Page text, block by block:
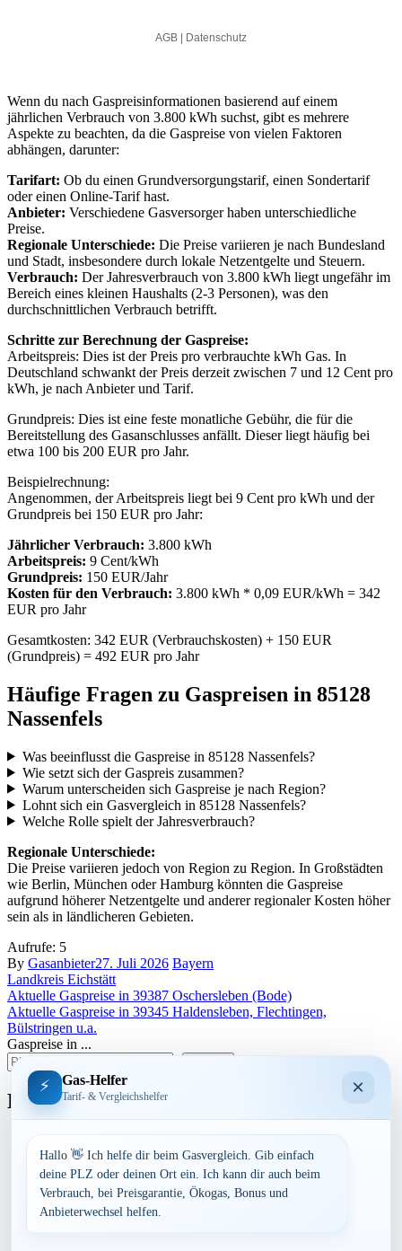
Wenn du nach Gaspreisinformationen basierend auf einem
jährlichen Verbrauch von 3.800 kWh suchst, gibt es mehrere
Aspekte zu beachten, da die Gaspreise von vielen Faktoren
abhängen, darunter:
Tarifart: Ob du einen Grundversorgungstarif, einen Sondertarif
oder einen Online-Tarif hast.
Anbieter: Verschiedene Gasversorger haben unterschiedliche
Preise.
Regionale Unterschiede: Die Preise variieren je nach Bundesland
und Stadt, insbesondere durch lokale Netzentgelte und Steuern.
Verbrauch: Der Jahresverbrauch von 3.800 kWh liegt ungefähr im
Bereich eines kleinen Haushalts (2-3 Personen), was den
durchschnittlichen Verbrauch betrifft.
Schritte zur Berechnung der Gaspreise:
Arbeitspreis: Dies ist der Preis pro verbrauchte kWh Gas. In
Deutschland schwankt der Preis derzeit zwischen 7 und 12 Cent pro
kWh, je nach Anbieter und Tarif.
Grundpreis: Dies ist eine feste monatliche Gebühr, die für die
Bereitstellung des Gasanschlusses anfällt. Dieser liegt häufig bei
etwa 100 bis 200 EUR pro Jahr.
Beispielrechnung:
Angenommen, der Arbeitspreis liegt bei 9 Cent pro kWh und der
Grundpreis bei 150 EUR pro Jahr:
Jährlicher Verbrauch: 3.800 kWh
Arbeitspreis: 9 Cent/kWh
Grundpreis: 150 EUR/Jahr
Kosten für den Verbrauch: 3.800 kWh * 0,09 EUR/kWh = 342
EUR pro Jahr
Gesamtkosten: 342 EUR (Verbrauchskosten) + 150 EUR
(Grundpreis) = 492 EUR pro Jahr
Häufige Fragen zu Gaspreisen in 85128
Nassenfels
Was beeinflusst die Gaspreise in 85128 Nassenfels?
Wie setzt sich der Gaspreis zusammen?
Warum unterscheiden sich Gaspreise je nach Region?
Lohnt sich ein Gasvergleich in 85128 Nassenfels?
Welche Rolle spielt der Jahresverbrauch?
Regionale Unterschiede:
Die Preise variieren jedoch von Region zu Region. In Großstädten
wie Berlin, München oder Hamburg könnten die Gaspreise
aufgrund höherer Netzentgelte und anderer regionaler Kosten höher
sein als in ländlicheren Gebieten.
Aufrufe: 5
By Gasanbieter27. Juli 2026 Bayern
Landkreis Eichstätt
Beitragsnavigation
Aktuelle Gaspreise in 39387 Oschersleben (Bode)
Aktuelle Gaspreise in 39345 Haldensleben, Flechtingen,
Bülstringen u.a.
Gaspreise in ...
Bundesland
Bayern
Berlin
Brandenburg
Bremen
Hamburg
⚡ Gas-Helfer
Tarif- & Vergleichshelfer ×
Hallo 👋 Ich helfe dir beim Gasvergleich. Gib einfach
deine PLZ oder deinen Ort ein. Ich kann dir auch beim
Verbrauch, bei Preisgarantie, Ökogas, Bonus und
Anbieterwechsel helfen.